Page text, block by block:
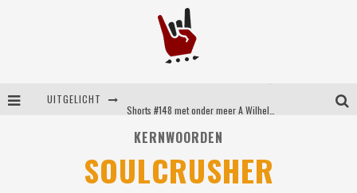
UITGELICHT
Britse emorockers van Basement maken tweede comeback met het indrukwekkende ‘Wired’
KERNWOORDEN
SOULCRUSHER